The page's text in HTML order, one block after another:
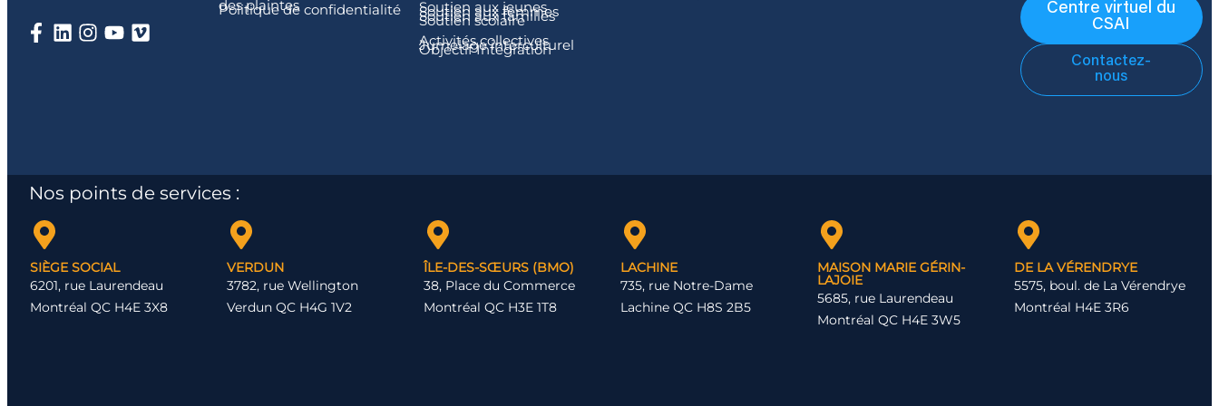
des plaintes
Politique de confidentialité
Soutien aux jeunes
Soutien aux femmes
Soutien aux familles
Soutien scolaire
Activités collectives
Jumelage interculturel
Objectif Intégration
Centre virtuel du
CSAI
Contactez-
nous
Nos points de services :
SIÈGE SOCIAL
6201, rue Laurendeau
Montréal QC H4E 3X8
VERDUN
3782, rue Wellington
Verdun QC H4G 1V2
ÎLE-DES-SŒURS (BMO)
38, Place du Commerce
Montréal QC H3E 1T8
LACHINE
735, rue Notre-Dame
Lachine QC H8S 2B5
MAISON MARIE GÉRIN-
LAJOIE
5685, rue Laurendeau
Montréal QC H4E 3W5
DE LA VÉRENDRYE
5575, boul. de La Vérendrye
Montréal H4E 3R6